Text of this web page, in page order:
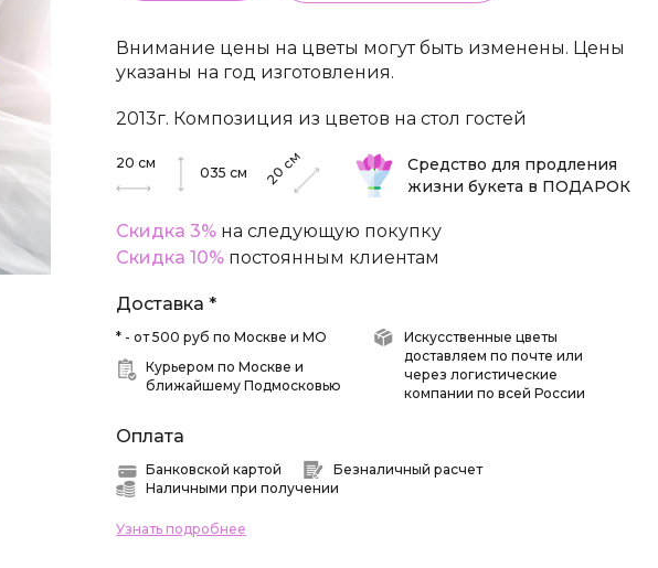
Внимание цены на цветы могут быть изменены. Цены
указаны на год изготовления.
2013г. Композиция из цветов на стол гостей
20 см
035 см 20
см
Средство для продления
жизни букета в ПОДАРОК
Скидка 3% на следующую покупку
Скидка 10% постоянным клиентам
Доставка *
* - от 500 руб по Москве и МО
Курьером по Москве и
ближайшему Подмосковью
Искусственные цветы
доставляем по почте или
через логистические
компании по всей России
Оплата
Банковской картой
Безналичный расчет
Наличными при получении
Узнать подробнее